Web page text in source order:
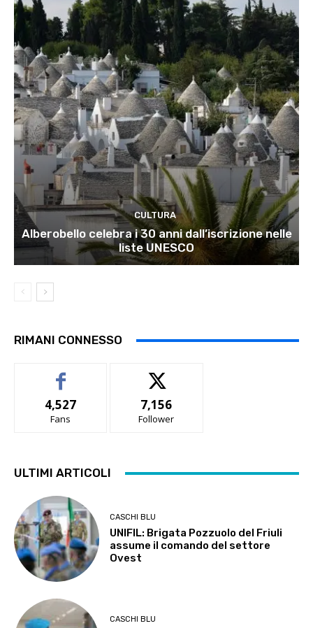
CULTURA
Alberobello celebra i 30 anni dall’iscrizione nelle
liste UNESCO
RIMANI CONNESSO
4,527
Fans
7,156
Follower
ULTIMI ARTICOLI
CASCHI BLU
UNIFIL: Brigata Pozzuolo del Friuli
assume il comando del settore
Ovest
CASCHI BLU